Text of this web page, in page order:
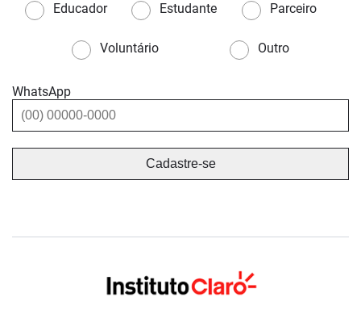
Educador
Estudante Parceiro
Voluntário Outro
WhatsApp